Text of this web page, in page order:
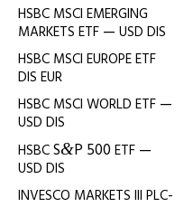
HSBC MSCI EMERGING
MARKETS ETF — USD DIS
HSBC MSCI EUROPEETF
DIS EUR
HSBC MSCI WORLD ETF —
USD DIS
HSBCS&P 500 ETF —
USD DIS
INVESCO MARKETS III PLC-